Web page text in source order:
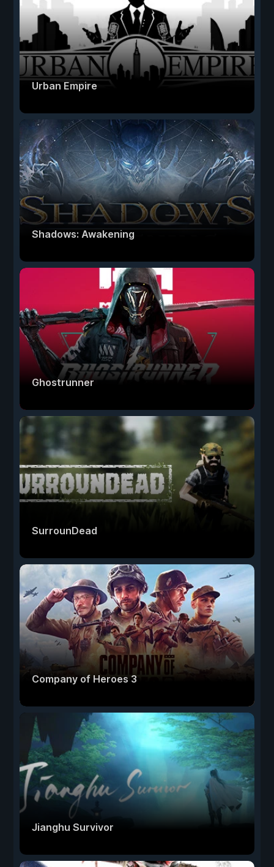
Urban Empire
Shadows: Awakening
Ghostrunner
SurrounDead
Company of Heroes 3
Jianghu Survivor